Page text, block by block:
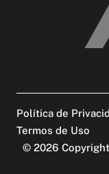
© 2026
Política de
Termos de Uso